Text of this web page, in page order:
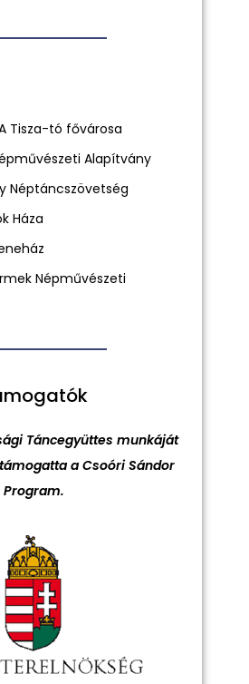
Tisza-tó fővárosa
Alapítvány
Néptáncszövetség
Háza
Népművészeti
Táncegyüttes munkáját
a Csoóri Sándor
Program.